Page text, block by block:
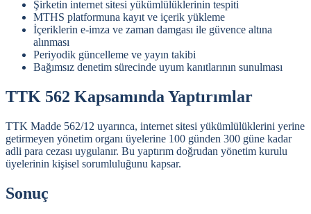
Şirketin internet sitesi yükümlülüklerinin tespiti
MTHS platformuna kayıt ve içerik yükleme
İçeriklerin e-imza ve zaman damgası ile güvence altına
alınması
Periyodik güncelleme ve yayın takibi
Bağımsız denetim sürecinde uyum kanıtlarının sunulması
TTK 562 Kapsamında Yaptırımlar
TTK Madde 562/12 uyarınca, internet sitesi yükümlülüklerini yerine
getirmeyen yönetim organı üyelerine 100 günden 300 güne kadar
adli para cezası uygulanır. Bu yaptırım doğrudan yönetim kurulu
üyelerinin kişisel sorumluluğunu kapsar.
Sonuç